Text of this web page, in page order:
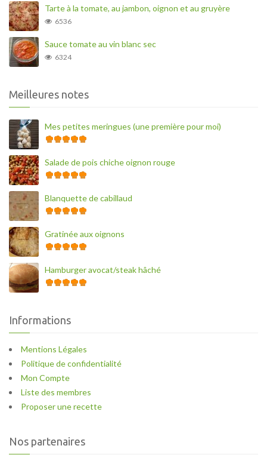
Tarte à la tomate, au jambon, oignon et au gruyère
6536
Sauce tomate au vin blanc sec
6324
Meilleures notes
Mes petites meringues (une première pour moi)
Salade de pois chiche oignon rouge
Blanquette de cabillaud
Gratinée aux oignons
Hamburger avocat/steak hâché
Informations
Mentions Légales
Politique de confidentialité
Mon Compte
Liste des membres
Proposer une recette
Nos partenaires